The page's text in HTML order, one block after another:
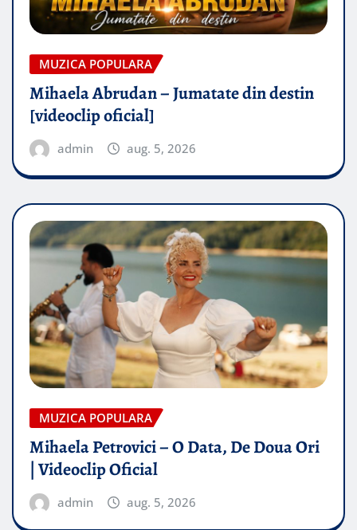
MUZICA POPULARA
Mihaela Abrudan – Jumatate din destin
[videoclip oficial]
admin aug. 5, 2026
MUZICA POPULARA
Mihaela Petrovici – O Data, De Doua Ori
| Videoclip Oficial
admin aug. 5, 2026